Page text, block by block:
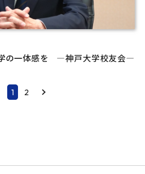
学の一体感を ―神戸大学校友会―
1 2 Next